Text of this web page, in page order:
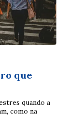
que
quando a
como na